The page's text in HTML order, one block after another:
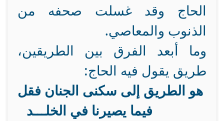
الحاج وقد غسلت صحفه من
الذنوب والمعاصي.
وما أبعد الفرق بين الطريقين،
طريق يقول فيه الحاج:
هو الطريق إلى سكنى الجنان فقل
فيما يصيرنا في الخلـــد